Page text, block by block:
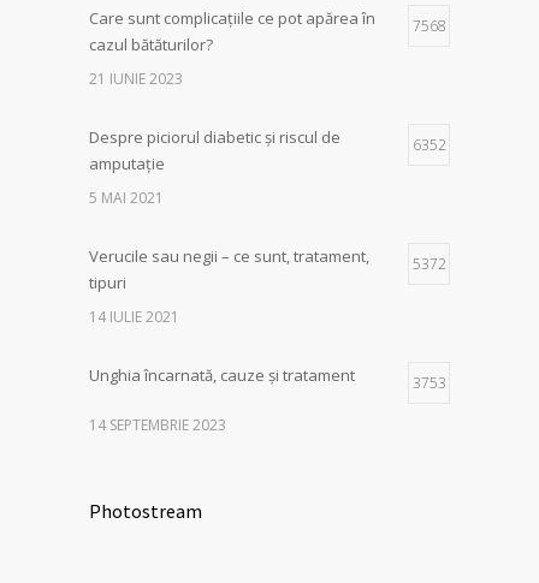
Care sunt complicațiile ce pot apărea în
cazul bătăturilor?
7568
21 IUNIE 2023
Despre piciorul diabetic și riscul de
amputație
6352
5 MAI 2021
Verucile sau negii – ce sunt, tratament,
tipuri
5372
14 IULIE 2021
Unghia încarnată, cauze și tratament 3753
14 SEPTEMBRIE 2023
Photostream